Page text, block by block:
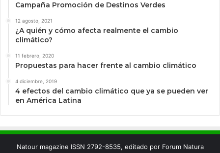
Campaña Promoción de Destinos Verdes
12 agosto, 2021
¿A quién y cómo afecta realmente el cambio
climático?
11 febrero, 2020
Propuestas para hacer frente al cambio climático
4 diciembre, 2019
4 efectos del cambio climático que ya se pueden ver
en América Latina
Natour magazine ISSN 2792-8535, editado por Forum Natura